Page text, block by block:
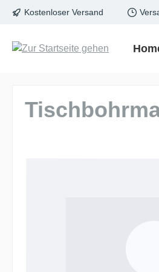
Zur Hauptnavigation
Kostenloser Versand